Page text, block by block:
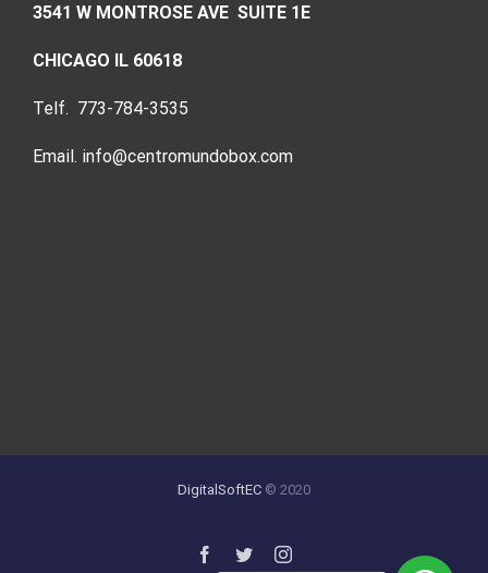
3541 W MONTROSE AVE SUITE 1E
CHICAGO IL 60618
Telf. 773-784-3535
Email. info@centromundobox.com
DigitalSoftEC © 2020